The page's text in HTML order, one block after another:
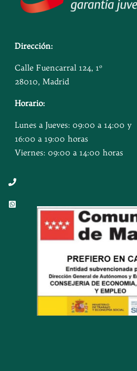
Dirección:
Calle Fuencarral 124, 1º
28010, Madrid
Horario:
Lunes a Jueves: 09:00 a 14:00 y
16:00 a 19:00 horas
Viernes: 09:00 a 14:00 horas
Button
Button